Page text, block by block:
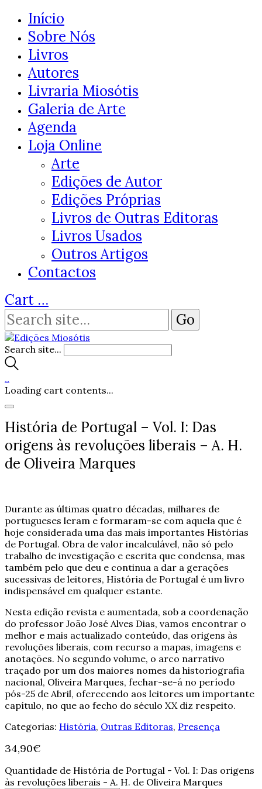
Início
Sobre Nós
Livros
Autores
Livraria Miosótis
Galeria de Arte
Agenda
Loja Online
Arte
Edições de Autor
Edições Próprias
Livros de Outras Editoras
Livros Usados
Outros Artigos
Contactos
Cart …
Search site...
…
Loading cart contents...
História de Portugal – Vol. I: Das
origens às revoluções liberais – A. H.
de Oliveira Marques
Durante as últimas quatro décadas, milhares de
portugueses leram e formaram-se com aquela que é
hoje considerada uma das mais importantes Histórias
de Portugal. Obra de valor incalculável, não só pelo
trabalho de investigação e escrita que condensa, mas
também pelo que deu e continua a dar a gerações
sucessivas de leitores, História de Portugal é um livro
indispensável em qualquer estante.
Nesta edição revista e aumentada, sob a coordenação
do professor João José Alves Dias, vamos encontrar o
melhor e mais actualizado conteúdo, das origens às
revoluções liberais, com recurso a mapas, imagens e
anotações. No segundo volume, o arco narrativo
traçado por um dos maiores nomes da historiografia
nacional, Oliveira Marques, fechar-se-á no período
pós-25 de Abril, oferecendo aos leitores um importante
capítulo, no que ao fecho do século XX diz respeito.
Categorias: História, Outras Editoras, Presença
34,90€
Quantidade de História de Portugal - Vol. I: Das origens
às revoluções liberais - A. H. de Oliveira Marques